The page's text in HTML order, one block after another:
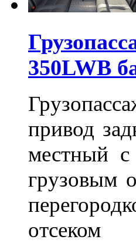
350LWB
привод
местный с
грузовым
отсеком